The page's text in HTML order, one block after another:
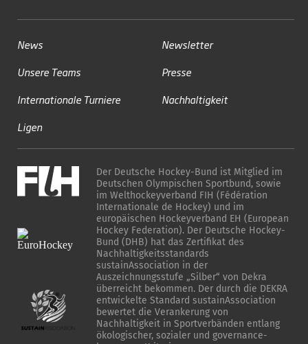
News
Unsere Teams
Internationale Turniere
Ligen
Newsletter
Presse
Nachhaltigkeit
Der Deutsche Hockey-Bund ist Mitglied im
Deutschen Olympischen Sportbund, sowie
im Welthockeyverband FIH (Fédération
Internationale de Hockey) und im
europäischen Hockeyverband EH (European
Hockey Federation). Der Deutsche Hockey-
Bund (DHB) hat das Zertifikat des
Nachhaltigkeitsstandards
sustainAssociation in der
Auszeichnungsstufe „Silber“ von Dekra
überreicht bekommen. Der durch die DEKRA
entwickelte Standard sustainAssociation
bewertet die Verankerung von
Nachhaltigkeit in Sportverbänden entlang
ökologischer, sozialer und governance-